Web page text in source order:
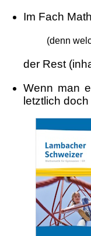
Im Fach
(denn
der Rest
Wenn man
letztlich